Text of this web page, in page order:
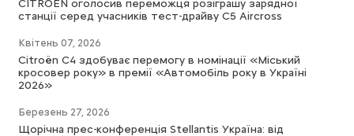
CITROËN оголосив переможця розіграшу зарядної
станції серед учасників тест-драйву C5 Aircross
Квітень 07, 2026
Citroën C4 здобуває перемогу в номінації «Міський
кросовер року» в премії «Автомобіль року в Україні
2026»
Березень 27, 2026
Щорічна прес-конференція Stellantis Україна: від